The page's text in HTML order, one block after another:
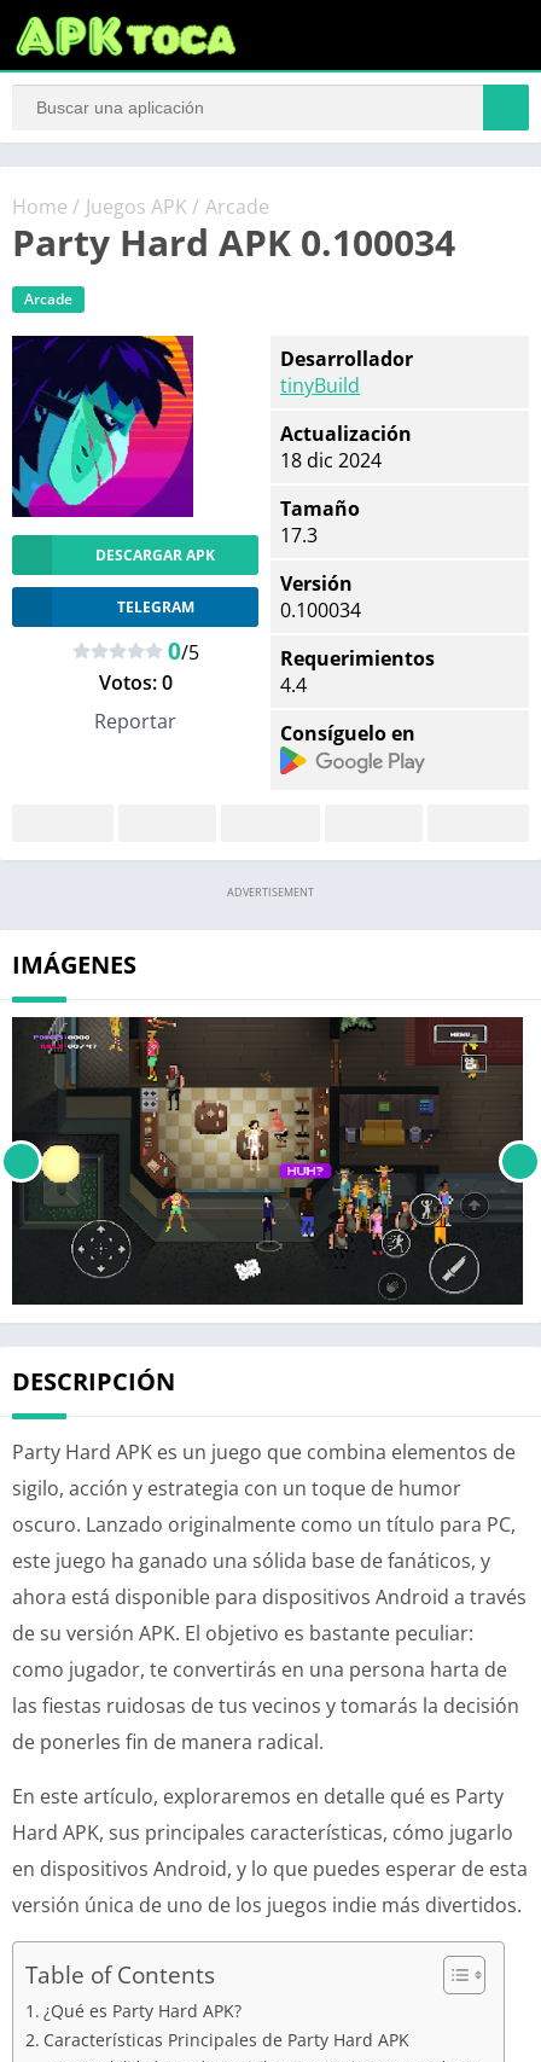
Home / Juegos APK/ Arcade
Party Hard APK 0.100034
Arcade
DESCARGAR APK
TELEGRAM
0/5
Votos:0
Reportar
Desarrollador
tinyBuild
Actualización
18 dic 2024
Tamaño
17.3
Versión
0.100034
Requerimientos
4.4
Consíguelo en
ADVERTISEMENT
IMÁGENES
DESCRIPCIÓN
Party Hard APK es un juego que combina elementos de
sigilo, acción y estrategia con un toque de humor
oscuro. Lanzado originalmente como un título para PC,
este juego ha ganado una sólida base de fanáticos, y
ahora está disponible para dispositivos Android a través
de su versión APK. El objetivo es bastante peculiar:
como jugador, te convertirás en una persona harta de
las fiestas ruidosas de tus vecinos y tomarás la decisión
de ponerles fin de manera radical.
En este artículo, exploraremos en detalle qué es Party
Hard APK, sus principales características, cómo jugarlo
en dispositivos Android, y lo que puedes esperar de esta
versión única de uno de los juegos indie más divertidos.
Table of Contents
¿Qué es Party Hard APK?
Características Principales de Party Hard APK